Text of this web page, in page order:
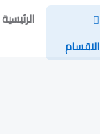
الاقسام
الرئيسية